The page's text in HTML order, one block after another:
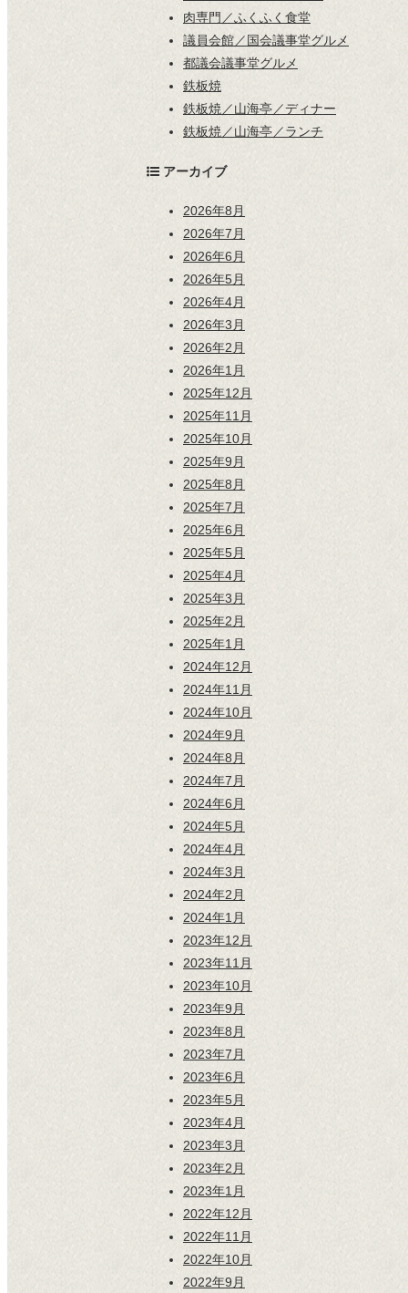
肉専門／ふくふく食堂
議員会館／国会議事堂グルメ
都議会議事堂グルメ
鉄板焼
鉄板焼／山海亭／ディナー
鉄板焼／山海亭／ランチ
アーカイブ
2026年8月
2026年7月
2026年6月
2026年5月
2026年4月
2026年3月
2026年2月
2026年1月
2025年12月
2025年11月
2025年10月
2025年9月
2025年8月
2025年7月
2025年6月
2025年5月
2025年4月
2025年3月
2025年2月
2025年1月
2024年12月
2024年11月
2024年10月
2024年9月
2024年8月
2024年7月
2024年6月
2024年5月
2024年4月
2024年3月
2024年2月
2024年1月
2023年12月
2023年11月
2023年10月
2023年9月
2023年8月
2023年7月
2023年6月
2023年5月
2023年4月
2023年3月
2023年2月
2023年1月
2022年12月
2022年11月
2022年10月
2022年9月